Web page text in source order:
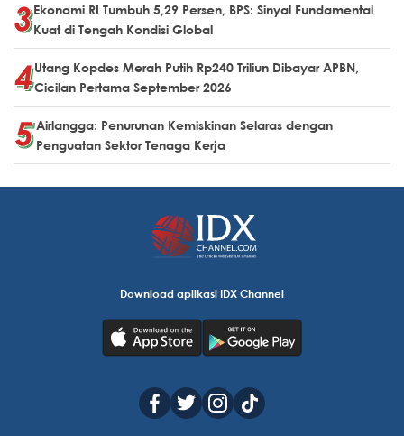
Ekonomi RI Tumbuh 5,29 Persen, BPS: Sinyal Fundamental
Kuat di Tengah Kondisi Global
Utang Kopdes Merah Putih Rp240 Triliun Dibayar APBN,
Cicilan Pertama September 2026
Airlangga: Penurunan Kemiskinan Selaras dengan
Penguatan Sektor Tenaga Kerja
Download aplikasi IDX Channel